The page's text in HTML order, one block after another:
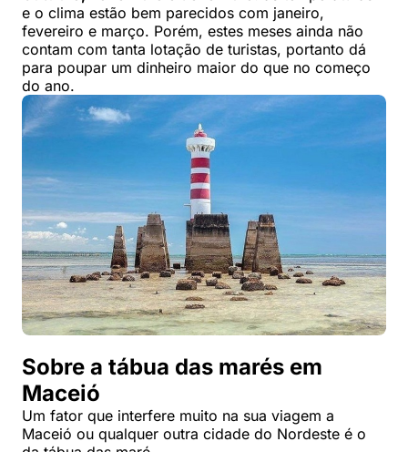
e o clima estão bem parecidos com janeiro,
fevereiro e março. Porém, estes meses ainda não
contam com tanta lotação de turistas, portanto dá
para poupar um dinheiro maior do que no começo
do ano.
Sobre a tábua das marés em
Maceió
Um fator que interfere muito na sua viagem a
Maceió ou qualquer outra cidade do Nordeste é o